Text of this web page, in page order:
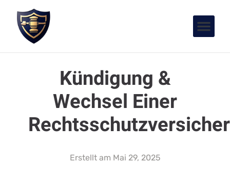
Kündigung &
Wechsel Einer
Erstellt am Mai 29, 2025